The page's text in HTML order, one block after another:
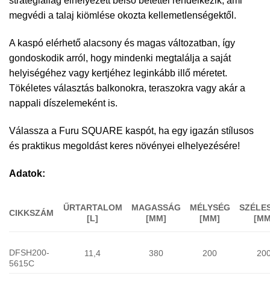
megvédi a talaj kiömlése okozta kellemetlenségektől.
A kaspó elérhető alacsony és magas változatban, így
gondoskodik arról, hogy mindenki megtalálja a saját
helyiségéhez vagy kertjéhez leginkább illő méretet.
Tökéletes választás balkonokra, teraszokra vagy akár a
nappali díszelemeként is.
Válassza a Furu SQUARE kaspót, ha egy igazán stílusos
és praktikus megoldást keres növényei elhelyezésére!
Adatok:
CIKKSZÁM
ŰRTARTALOM
[L]
MAGASSÁG
[MM]
MÉLYSÉG
[MM]
DFSH200-
5615C
11,4 380 200